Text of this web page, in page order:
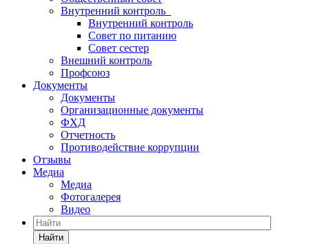
Внутренний контроль
Внутренний контроль
Совет по питанию
Совет сестер
Внешний контроль
Профсоюз
Документы
Документы
Организационные документы
ФХД
Отчетность
Противодействие коррупции
Отзывы
Медиа
Медиа
Фотогалерея
Видео
Найти